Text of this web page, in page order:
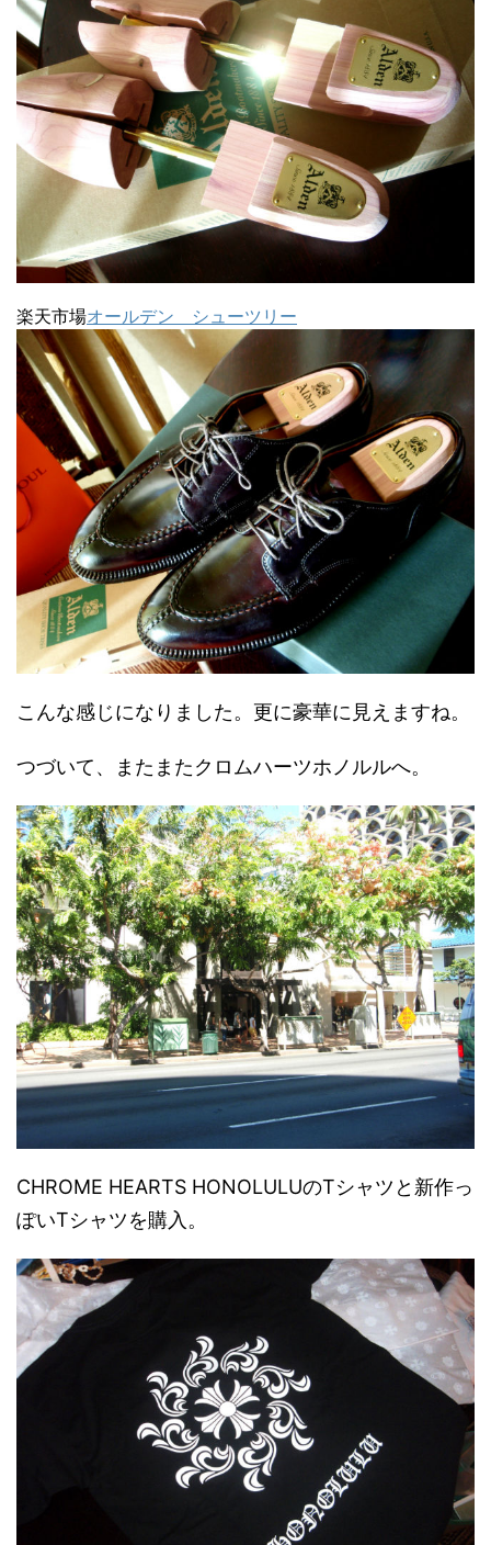
楽天市場オールデン シューツリー
こんな感じになりました。更に豪華に見えますね。
つづいて、またまたクロムハーツホノルルへ。
CHROME HEARTS HONOLULUのTシャツと新作っ
ぽいTシャツを購入。